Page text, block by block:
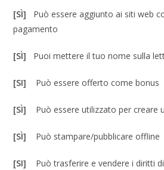
[SÌ] Può essere aggiunto ai siti web
pagamento
[SÌ] Puoi mettere il tuo nome sulla
[SI] Può essere offerto come bonus
[SÌ] Può essere utilizzato per creare
[SÌ] Può stampare/pubblicare offline
[SI] Può trasferire e vendere i diritti